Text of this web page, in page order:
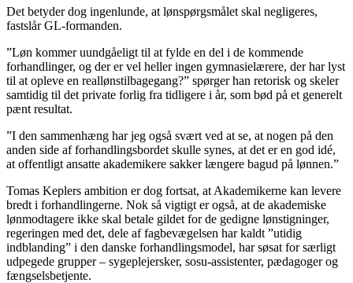
Det betyder dog ingenlunde, at lønspørgsmålet skal negligeres,
fastslår GL-formanden.
”Løn kommer uundgåeligt til at fylde en del i de kommende
forhandlinger, og der er vel heller ingen gymnasielærere, der har lyst
til at opleve en reallønstilbagegang?” spørger han retorisk og skeler
samtidig til det private forlig fra tidligere i år, som bød på et generelt
pænt resultat.
”I den sammenhæng har jeg også svært ved at se, at nogen på den
anden side af forhandlingsbordet skulle synes, at det er en god idé,
at offentligt ansatte akademikere sakker længere bagud på lønnen.”
Tomas Keplers ambition er dog fortsat, at Akademikerne kan levere
bredt i forhandlingerne. Nok så vigtigt er også, at de akademiske
lønmodtagere ikke skal betale gildet for de gedigne lønstigninger,
regeringen med det, dele af fagbevægelsen har kaldt ”utidig
indblanding” i den danske forhandlingsmodel, har søsat for særligt
udpegede grupper – sygeplejersker, sosu-assistenter, pædagoger og
fængselsbetjente.